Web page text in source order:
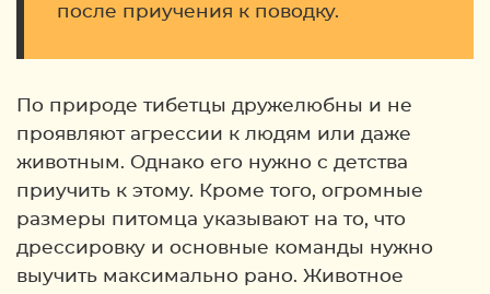
после приучения к поводку.
По природе тибетцы дружелюбны и не
проявляют агрессии к людям или даже
животным. Однако его нужно с детства
приучить к этому. Кроме того, огромные
размеры питомца указывают на то, что
дрессировку и основные команды нужно
выучить максимально рано. Животное